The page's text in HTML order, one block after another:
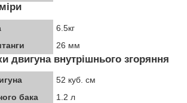
6.5кг
26 мм
двигуна внутрішнього згоряння
52 куб. см
бака
1.2 л